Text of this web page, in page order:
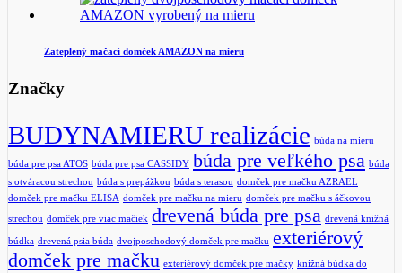
Zateplený mačací domček AMAZON na mieru
Značky
BUDYNAMIERU realizácie búda na mieru
búda pre psa ATOS búda pre psa CASSIDY búda pre veľkého psa búda
s otváracou strechou búda s prepážkou búda s terasou domček pre mačku AZRAEL
domček pre mačku ELISA domček pre mačku na mieru domček pre mačku s áčkovou
strechou domček pre viac mačiek drevená búda pre psa drevená knižná
búdka drevená psia búda dvojposchodový domček pre mačku exteriérový
domček pre mačku exteriérový domček pre mačky knižná búdka do